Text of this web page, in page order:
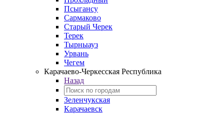
Псыгансу
Сармаково
Старый Черек
Терек
Тырныауз
Урвань
Чегем
Карачаево-Черкесская Республика
Назад
Зеленчукская
Карачаевск